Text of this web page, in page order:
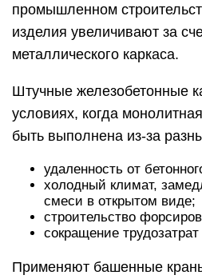
промышленном
изделия увеличивают за
металлического каркаса.
Штучные железобетонные
условиях, когда
быть выполнена из-за
удаленность от
холодный климат,
смеси в открытом виде;
строительство
сокращение
Применяют башенные